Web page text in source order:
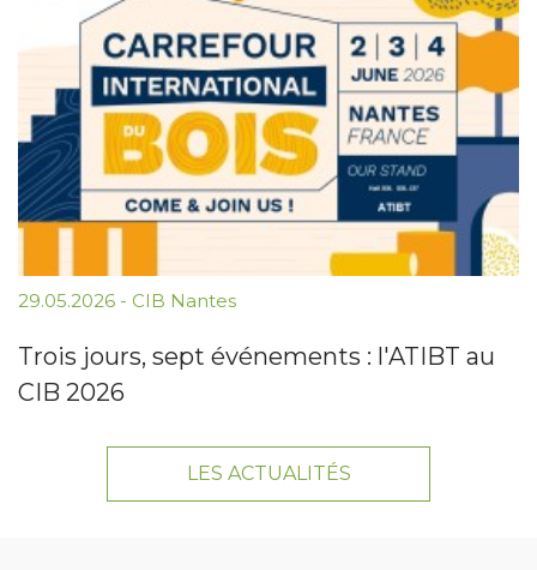
29.05.2026 - CIB Nantes
Trois jours, sept événements : l'ATIBT au
CIB 2026
LES ACTUALITÉS